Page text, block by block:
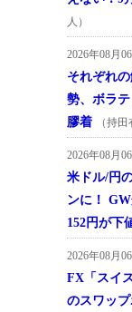
人）
2026年08月
それぞれ
勢、ボラ
膠着
（持田
2026年08月
米ドル/円
ンに！
152円が下
2026年08月
FX「スイ
のスワッ